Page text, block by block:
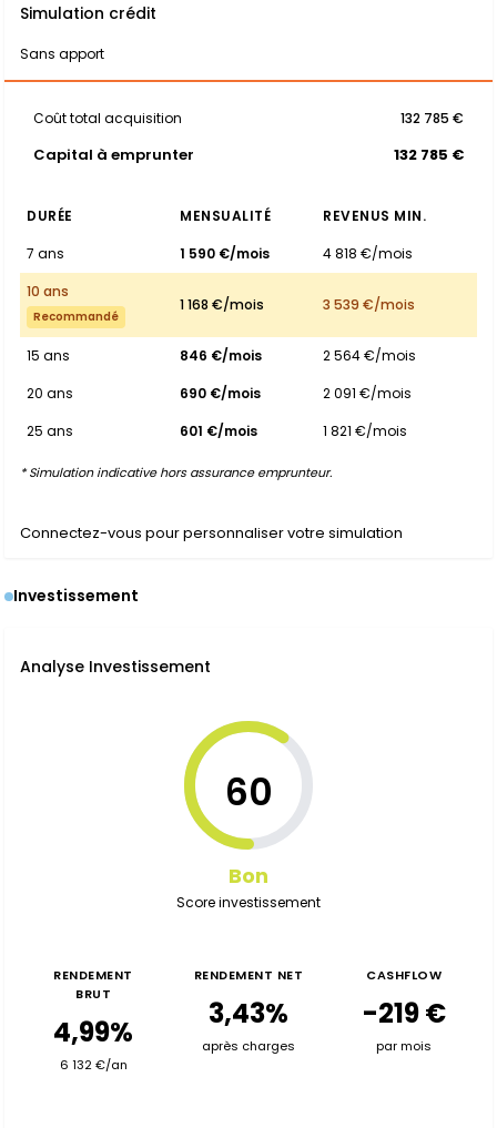
Simulation crédit
Sans apport
Coût total acquisition 132 785 €
Capital à emprunter 132 785 €
DURÉE MENSUALITÉ
REVENUS MIN.
7 ans
1 590 €/mois
4 818 €/mois
10 ans
Recommandé
1 168 €/mois 3 539 €/mois
15 ans 846 €/mois
2 564 €/mois
20 ans
690 €/mois
2 091 €/mois
25 ans
601 €/mois 1 821 €/mois
* Simulation indicative hors assurance emprunteur.
Connectez-vous pour personnaliser votre simulation
Investissement
Analyse Investissement
60
Bon
Score investissement
RENDEMENT
BRUT
4,99%
6 132 €/an
RENDEMENT NET
3,43%
après charges
CASHFLOW
-219 €
par mois